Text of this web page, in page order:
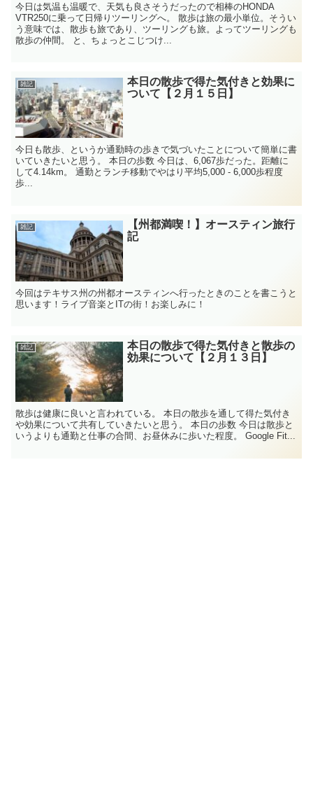
今日は気温も温暖で、天気も良さそうだったので相棒のHONDA
VTR250に乗って日帰りツーリングへ。 散歩は旅の最小単位。そうい
う意味では、散歩も旅であり、ツーリングも旅。よってツーリングも
散歩の仲間。 と、ちょっとこじつけ...
雑記
本日の散歩で得た気付きと効果に
ついて【２月１５日】
今日も散歩、というか通勤時の歩きで気づいたことについて簡単に書
いていきたいと思う。 本日の歩数 今日は、6,067歩だった。距離に
して4.14km。 通勤とランチ移動でやはり平均5,000 - 6,000歩程度
歩...
雑記
【州都満喫！】オースティン旅行
記
今回はテキサス州の州都オースティンへ行ったときのことを書こうと
思います！ライブ音楽とITの街！お楽しみに！
雑記
本日の散歩で得た気付きと散歩の
効果について【２月１３日】
散歩は健康に良いと言われている。 本日の散歩を通して得た気付き
や効果について共有していきたいと思う。 本日の歩数 今日は散歩と
いうよりも通勤と仕事の合間、お昼休みに歩いた程度。 Google Fit...